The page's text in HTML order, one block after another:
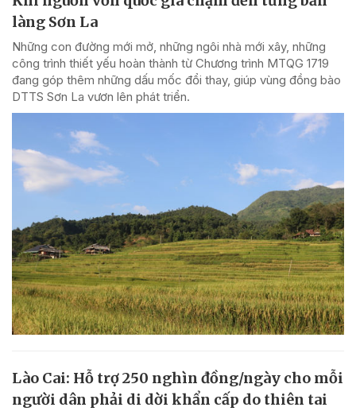
làng Sơn La
Những con đường mới mở, những ngôi nhà mới xây, những
công trình thiết yếu hoàn thành từ Chương trình MTQG 1719
đang góp thêm những dấu mốc đổi thay, giúp vùng đồng bào
DTTS Sơn La vươn lên phát triển.
Lào Cai: Hỗ trợ 250 nghìn đồng/ngày cho mỗi
người dân phải di dời khẩn cấp do thiên tai